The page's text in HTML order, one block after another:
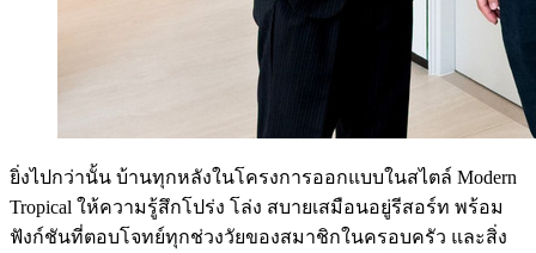
ยิ่งไปกว่านั้น บ้านทุกหลังในโครงการออกแบบในสไตล์ Modern
Tropical ให้ความรู้สึกโปร่ง โล่ง สบายเสมือนอยู่รีสอร์ท พร้อม
ฟังก์ชันที่ตอบโจทย์ทุกช่วงวัยของสมาชิกในครอบครัว และสิ่ง